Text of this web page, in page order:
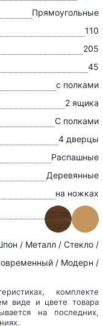
Прямоугольные
110
205
45
с полками
2 ящика
С полками
4 дверцы
Распашные
Деревянные
на ножках
/ Металл / Стекло /
/ Модерн /
виде и цвете товара
на последних,